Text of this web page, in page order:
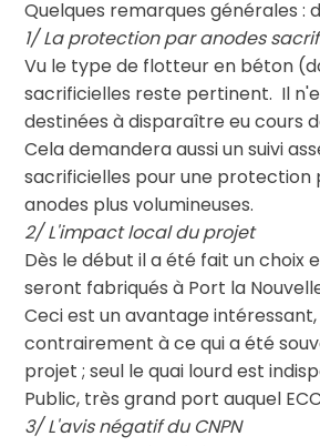
Quelques remarques générales :
1/ La protection par anodes
Vu le type de flotteur en béton
sacrificielles reste pertinent. Il
destinées à disparaître eu cours
Cela demandera aussi un suivi
sacrificielles pour une protection
anodes plus volumineuses.
2/ L'impact local du projet
Dès le début il a été fait un choix
seront fabriqués à Port la
Ceci est un avantage
contrairement à ce qui a été
projet ; seul le quai lourd est
Public, très grand port auquel
3/ L'avis négatif du CNPN